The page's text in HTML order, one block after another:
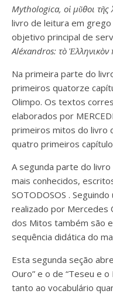
Mythologica, οἱ μῦθοι τῆς
livro de leitura em
objetivo principal de
Aléxandros: τò Ἑλληνικòν
Na primeira parte do
primeiros quatorze
Olimpo. Os textos
elaborados por
primeiros mitos do livro
quatro primeiros
A segunda parte do
mais conhecidos,
SOTODOSOS .
realizado por Mercedes
dos Mitos também são
sequência didática do
Esta segunda seção
Ouro” e o de “Teseu e
tanto ao vocabulário